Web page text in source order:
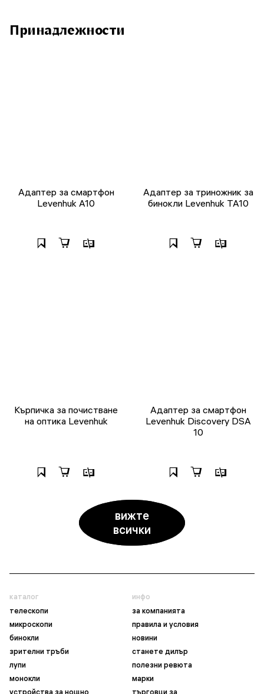
Принадлежности
Адаптер за смартфон
Levenhuk A10
Адаптер за триножник за
бинокли Levenhuk TA10
Кърпичка за почистване
на оптика Levenhuk
Адаптер за смартфон
Levenhuk Discovery DSA
10
вижте
всички
каталог
телескопи
микроскопи
бинокли
зрителни тръби
лупи
монокли
устройства за нощно
инфо
за компанията
правила и условия
новини
станете дилър
полезни ревюта
марки
търговци за